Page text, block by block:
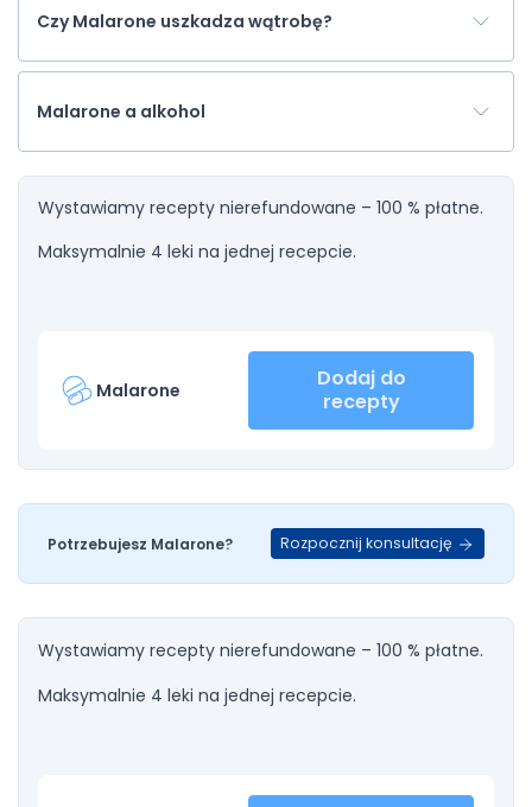
Czy Malarone uszkadza wątrobę?
Malarone a alkohol
Wystawiamy recepty nierefundowane – 100 % płatne.
Maksymalnie 4 leki na jednej recepcie.
Malarone
Dodaj do
recepty
Potrzebujesz Malarone? Rozpocznij konsultację
Wystawiamy recepty nierefundowane – 100 % płatne.
Maksymalnie 4 leki na jednej recepcie.